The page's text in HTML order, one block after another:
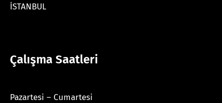
İSTANBUL
Çalışma Saatleri
Pazartesi – Cumartesi